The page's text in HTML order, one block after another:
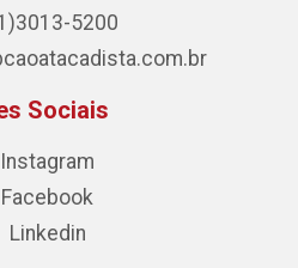
5200
Sociais
Instagram
Facebook
Linkedin